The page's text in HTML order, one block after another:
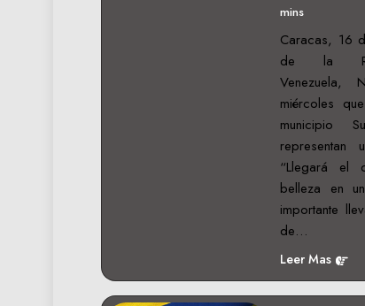
mins
Caracas, 16
de la
Venezuela,
miércoles
municipio
“Llegará el
belleza en
importante
de…
Leer Mas